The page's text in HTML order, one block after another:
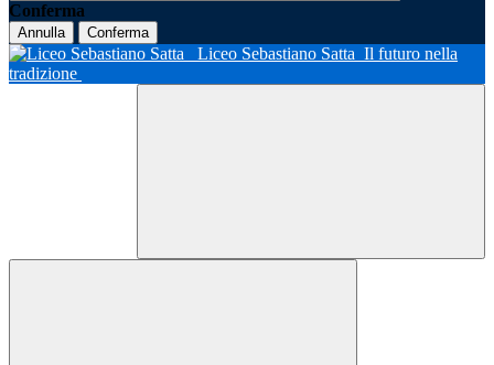
Conferma
Annulla Conferma
Liceo Sebastiano Satta Il futuro nella
tradizione